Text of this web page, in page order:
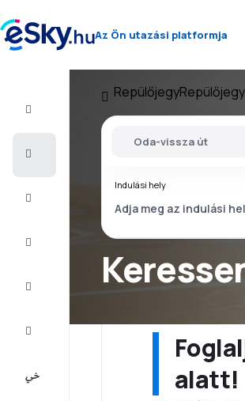
Az Ön utazási platformja
Repülőjegy
Oda-vissza út
Indulási hely
alatt!